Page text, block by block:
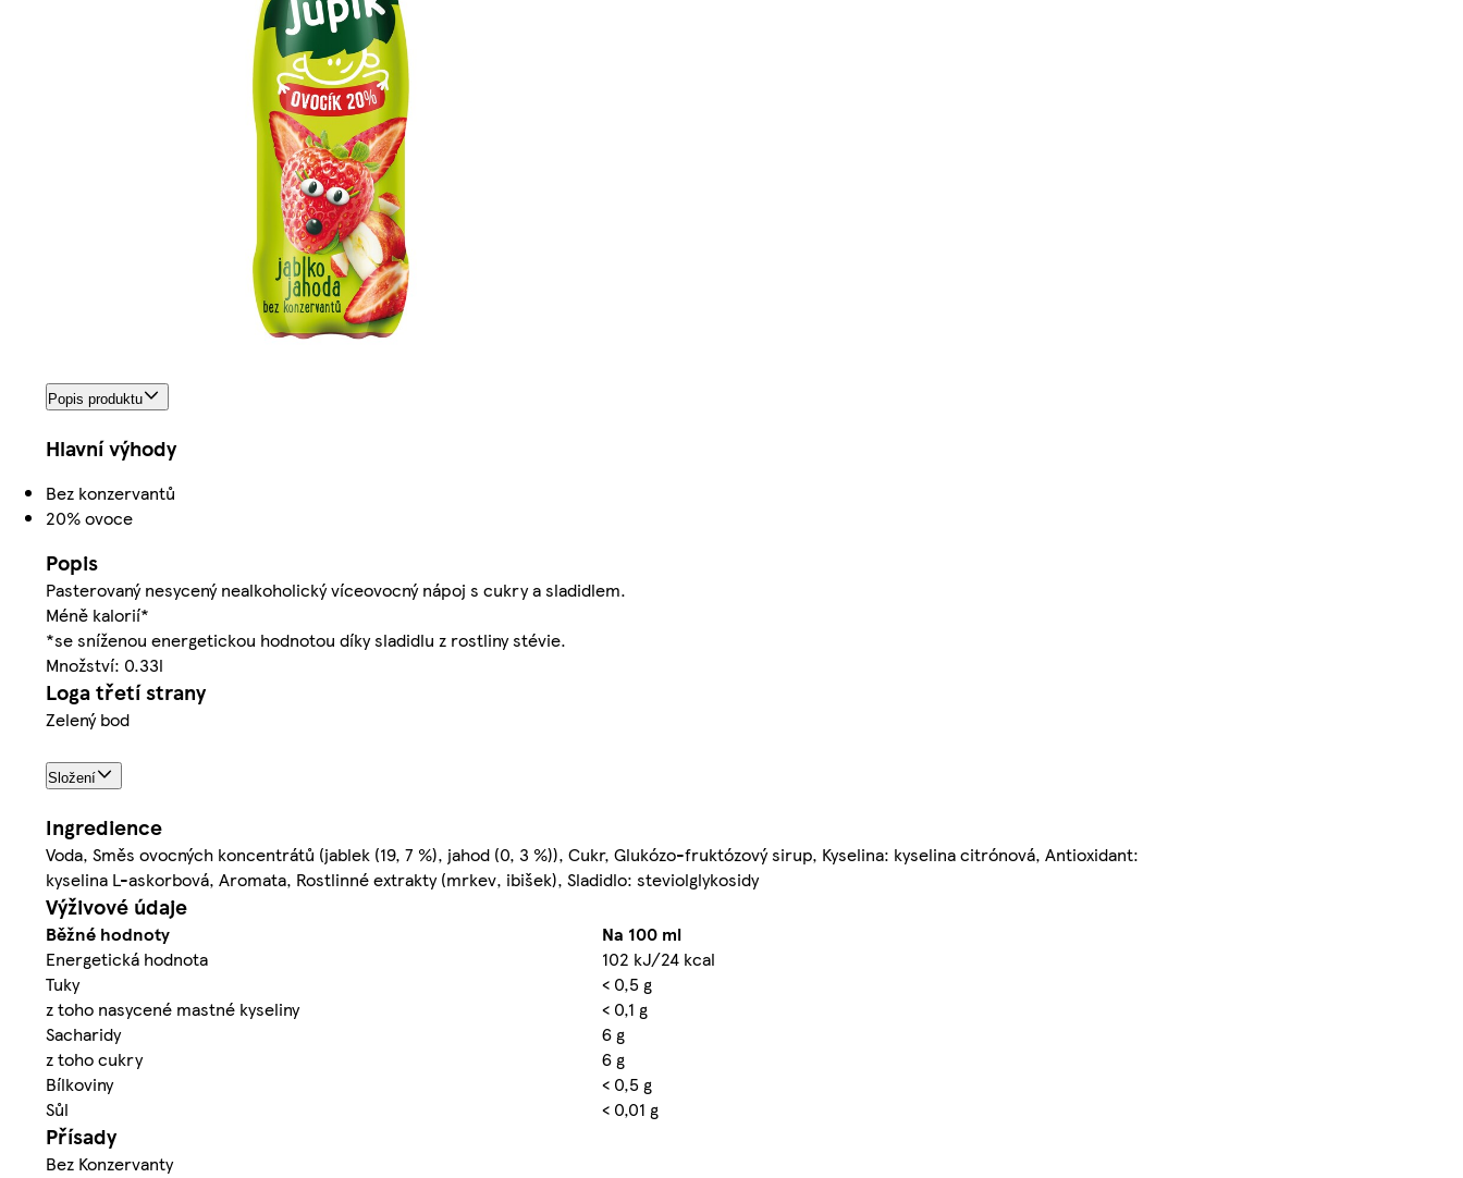
Popis produktu
Hlavní výhody
Bez konzervantů
20% ovoce
Popis
Pasterovaný nesycený nealkoholický víceovocný nápoj s cukry a sladidlem.
Méně kalorií*
*se sníženou energetickou hodnotou díky sladidlu z rostliny stévie.
Množství: 0.33l
Loga třetí strany
Zelený bod
Složení
Ingredience
Voda, Směs ovocných koncentrátů (jablek (19, 7 %), jahod (0, 3 %)), Cukr, Glukózo-fruktózový sirup, Kyselina: kyselina citrónová, Antioxidant:
kyselina L-askorbová, Aromata, Rostlinné extrakty (mrkev, ibišek), Sladidlo: steviolglykosidy
Výživové údaje
Běžné hodnoty
Na 100 ml
Energetická hodnota
102 kJ/24 kcal
Tuky
< 0,5 g
z toho nasycené mastné kyseliny
< 0,1 g
Sacharidy
6 g
z toho cukry
6 g
Bílkoviny
< 0,5 g
Sůl
< 0,01 g
Přísady
Bez Konzervanty